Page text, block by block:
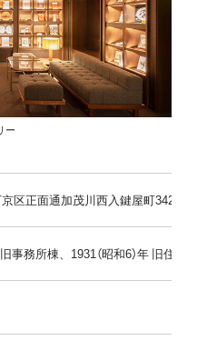
ー
区正面通加茂川西入鍵屋町342
旧事務所棟、1931（昭和6）年 旧住居